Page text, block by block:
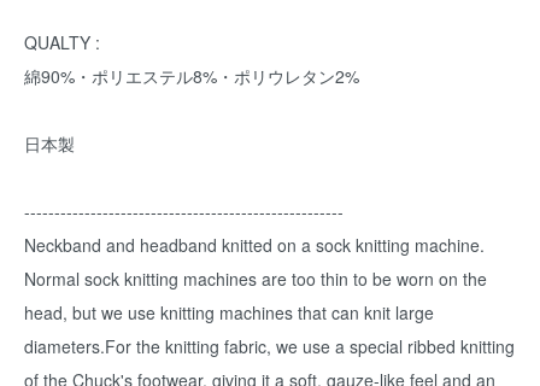
QUALTY :
綿90%・ポリエステル8%・ポリウレタン2%
日本製
-----------------------------------------------------
Neckband and headband knitted on a sock knitting machine.
Normal sock knitting machines are too thin to be worn on the
head, but we use knitting machines that can knit large
diameters.For the knitting fabric, we use a special ribbed knitting
of the Chuck's footwear, giving it a soft, gauze-like feel and an